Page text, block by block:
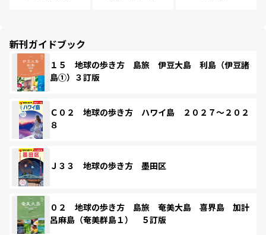
新刊ガイドブック
１５ 地球の歩き方 島旅 伊豆大島 利島（伊豆諸
島①）３訂版
Ｃ０２ 地球の歩き方 ハワイ島 ２０２７～２０２
８
Ｊ３３ 地球の歩き方 墨田区
０２ 地球の歩き方 島旅 奄美大島 喜界島 加計
呂麻島（奄美群島１） ５訂版